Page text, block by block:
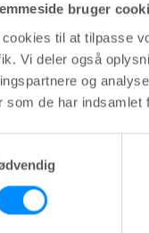
bruger
til at tilpasse
Vi deler også
og
som de har indsamlet
-